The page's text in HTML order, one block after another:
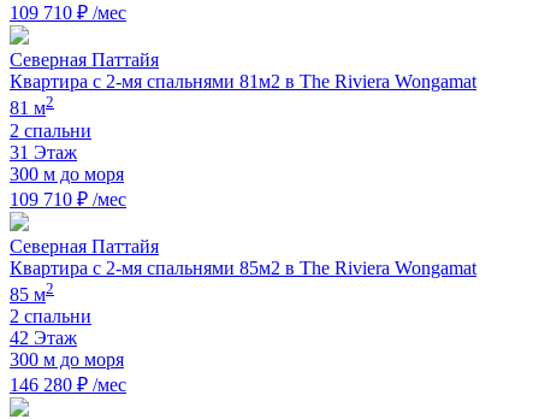
109 710 ₽ /мес
Северная Паттайя
Квартира с 2-мя спальнями 81м2 в The Riviera Wongamat
81 м2
2 спальни
31 Этаж
300 м до моря
109 710 ₽ /мес
Северная Паттайя
Квартира с 2-мя спальнями 85м2 в The Riviera Wongamat
85 м2
2 спальни
42 Этаж
300 м до моря
146 280 ₽ /мес